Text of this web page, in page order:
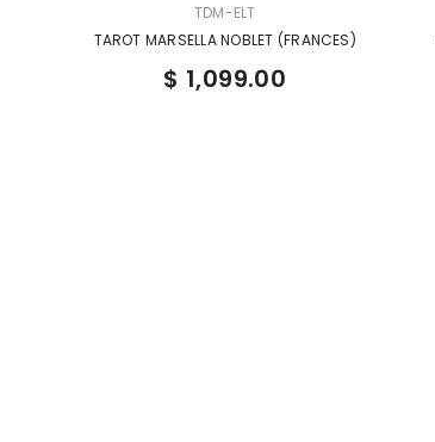
TDM-ELT
TAROT MARSELLA NOBLET (FRANCES)
$ 1,099.00